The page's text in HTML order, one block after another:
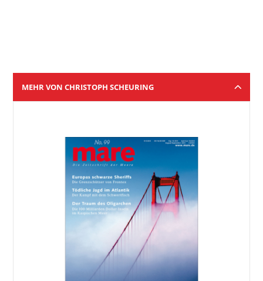
MEHR VON CHRISTOPH SCHEURING